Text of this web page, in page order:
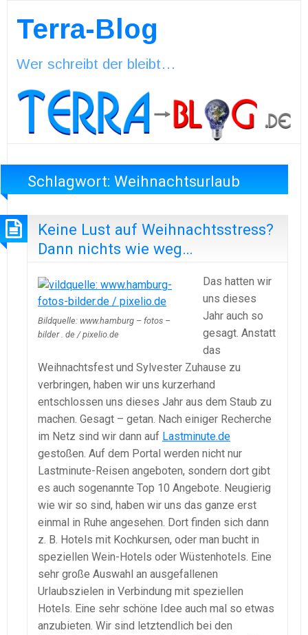
Terra-Blog
Wer schreibt der bleibt…
Schlagwort:Weihnachtsurlaub
Keine Lust auf Weihnachtsstress?
Dann nichts wie weg…
Bildquelle: www.hamburg – fotos –
bilder . de / pixelio.de
Das hatten wir
uns dieses
Jahr auch so
gesagt. Anstatt
das
Weihnachtsfest und Sylvester Zuhause zu
verbringen, haben wir uns kurzerhand
entschlossen uns dieses Jahr aus dem Staub zu
machen. Gesagt – getan. Nach einiger Recherche
im Netz sind wir dann auf Lastminute.de
gestoßen. Auf dem Portal werden nicht nur
Lastminute-Reisen angeboten, sondern dort gibt
es auch sogenannte Top 10 Angebote. Neugierig
wie wir so sind, haben wir uns das ganze erst
einmal in Ruhe angesehen. Dort finden sich dann
z. B. Hotels mit Kochkursen, oder man bucht in
speziellen Wein-Hotels oder Wüstenhotels. Eine
sehr große Auswahl an ausgefallenen
Urlaubszielen in Verbindung mit speziellen
Hotels. Eine sehr schöne Idee auch mal so etwas
anzubieten. Wir sind letztendlich bei den